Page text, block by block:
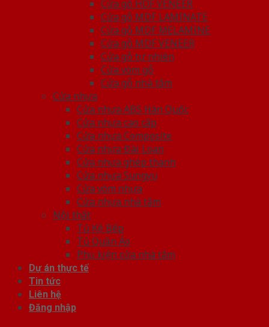
Cửa gỗ HDF VENEER
Cửa gỗ MDF LAMINATE
Cửa gỗ MDF MELAMINE
Cửa gỗ MDF VENEER
Cửa gỗ tự nhiên
Cửa vòm gỗ
Cửa gỗ nhà tắm
Cửa nhựa
Cửa nhựa ABS Hàn Quốc
Cửa nhựa cao cấp
Cửa nhựa Composite
Cửa nhựa Đài Loan
Cửa nhựa ghép thanh
Cửa nhựa Sungyu
Cửa vòm nhựa
Cửa nhựa nhà tắm
Nội thất
Tủ Kệ Bếp
Tủ Quần Áo
Phụ kiện cửa nhà tắm
Dự án thực tế
Tin tức
Liên hệ
Đăng nhập